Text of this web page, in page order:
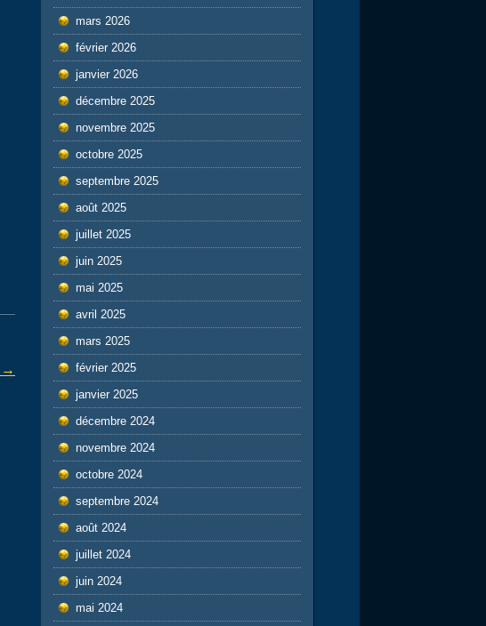
→
mars 2026
février 2026
janvier 2026
décembre 2025
novembre 2025
octobre 2025
septembre 2025
août 2025
juillet 2025
juin 2025
mai 2025
avril 2025
mars 2025
février 2025
janvier 2025
décembre 2024
novembre 2024
octobre 2024
septembre 2024
août 2024
juillet 2024
juin 2024
mai 2024